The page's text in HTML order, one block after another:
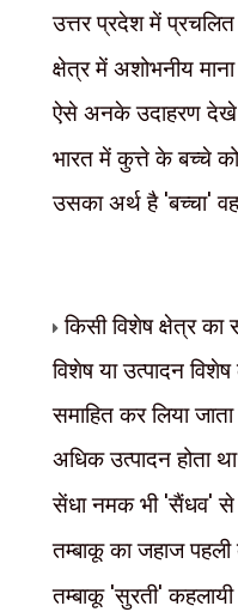
उत्तर प्रदेश में
क्षेत्र में अशोभनीय
ऐसे अनके उदाहरण
भारत में कुत्ते के बच्चे
उसका अर्थ है 'बच्चा'
किसी विशेष क्षेत्र
विशेष या उत्पादन
समाहित कर लिया
अधिक उत्पादन होता
सेंधा नमक भी 'सैंधव'से
तम्बाकू का जहाज पहली
तम्बाकू 'सुरती'